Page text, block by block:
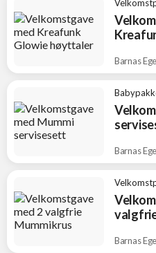
Barnas
Barnas
Barnas